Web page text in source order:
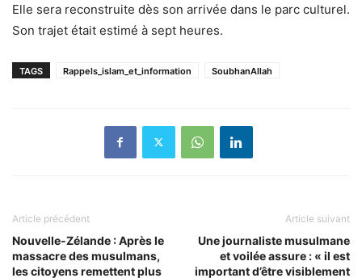
Elle sera reconstruite dès son arrivée dans le parc culturel.
Son trajet était estimé à sept heures.
TAGS Rappels_islam_et_information SoubhanAllah
Article précédent
Nouvelle-Zélande : Après le
massacre des musulmans,
les citoyens remettent plus
Article suivant
Une journaliste musulmane
et voilée assure : « il est
important d’être visiblement